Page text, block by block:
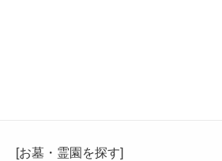
[お墓・霊園を探す]